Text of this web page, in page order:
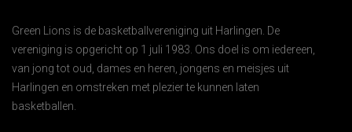
Green Lions is de basketballvereniging uit Harlingen. De
vereniging is opgericht op 1 juli 1983. Ons doel is om iedereen,
van jong tot oud, dames en heren, jongens en meisjes uit
Harlingen en omstreken met plezier te kunnen laten
basketballen.